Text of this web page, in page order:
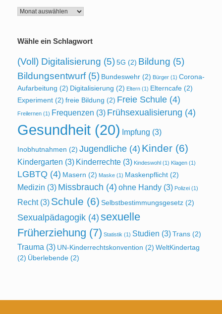
Archiv
Wähle ein Schlagwort
(Voll) Digitalisierung (5)5G (2) Bildung (5)
Bildungsentwurf(5) Bundeswehr (2) Bürger (1) Corona-
Aufarbeitung (2) Digitalisierung (2) Eltern (1) Elterncafe (2)
Experiment (2) freie Bildung (2) Freie Schule (4)
Freilernen (1) Frequenzen (3) Frühsexualisierung (4)
Gesundheit (20) Impfung (3)
Inobhutnahmen (2) Jugendliche (4) Kinder (6)
Kindergarten (3) Kinderrechte (3) Kindeswohl (1) Klagen (1)
LGBTQ (4) Masern (2) Maske (1) Maskenpflicht (2)
Medizin (3) Missbrauch (4) ohne Handy (3) Polizei (1)
Recht(3) Schule (6) Selbstbestimmungsgesetz (2)
Sexualpädagogik (4) sexuelle
Früherziehung (7) Statistik (1) Studien (3)Trans (2)
Trauma (3) UN-Kinderrechtskonvention (2) WeltKindertag
(2) Überlebende (2)